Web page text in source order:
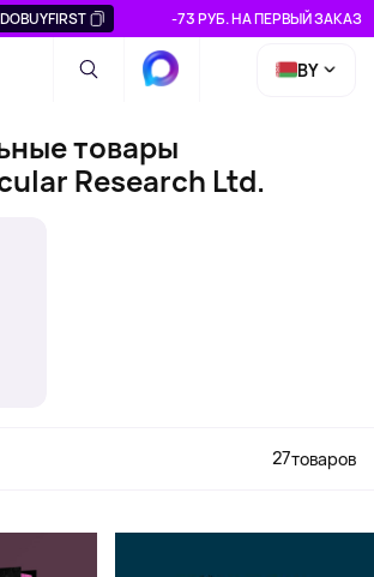
DOBUYFIRST -73 РУБ. НА ПЕРВЫЙ ЗАКАЗ
BY
товары
Research Ltd.
27товаров